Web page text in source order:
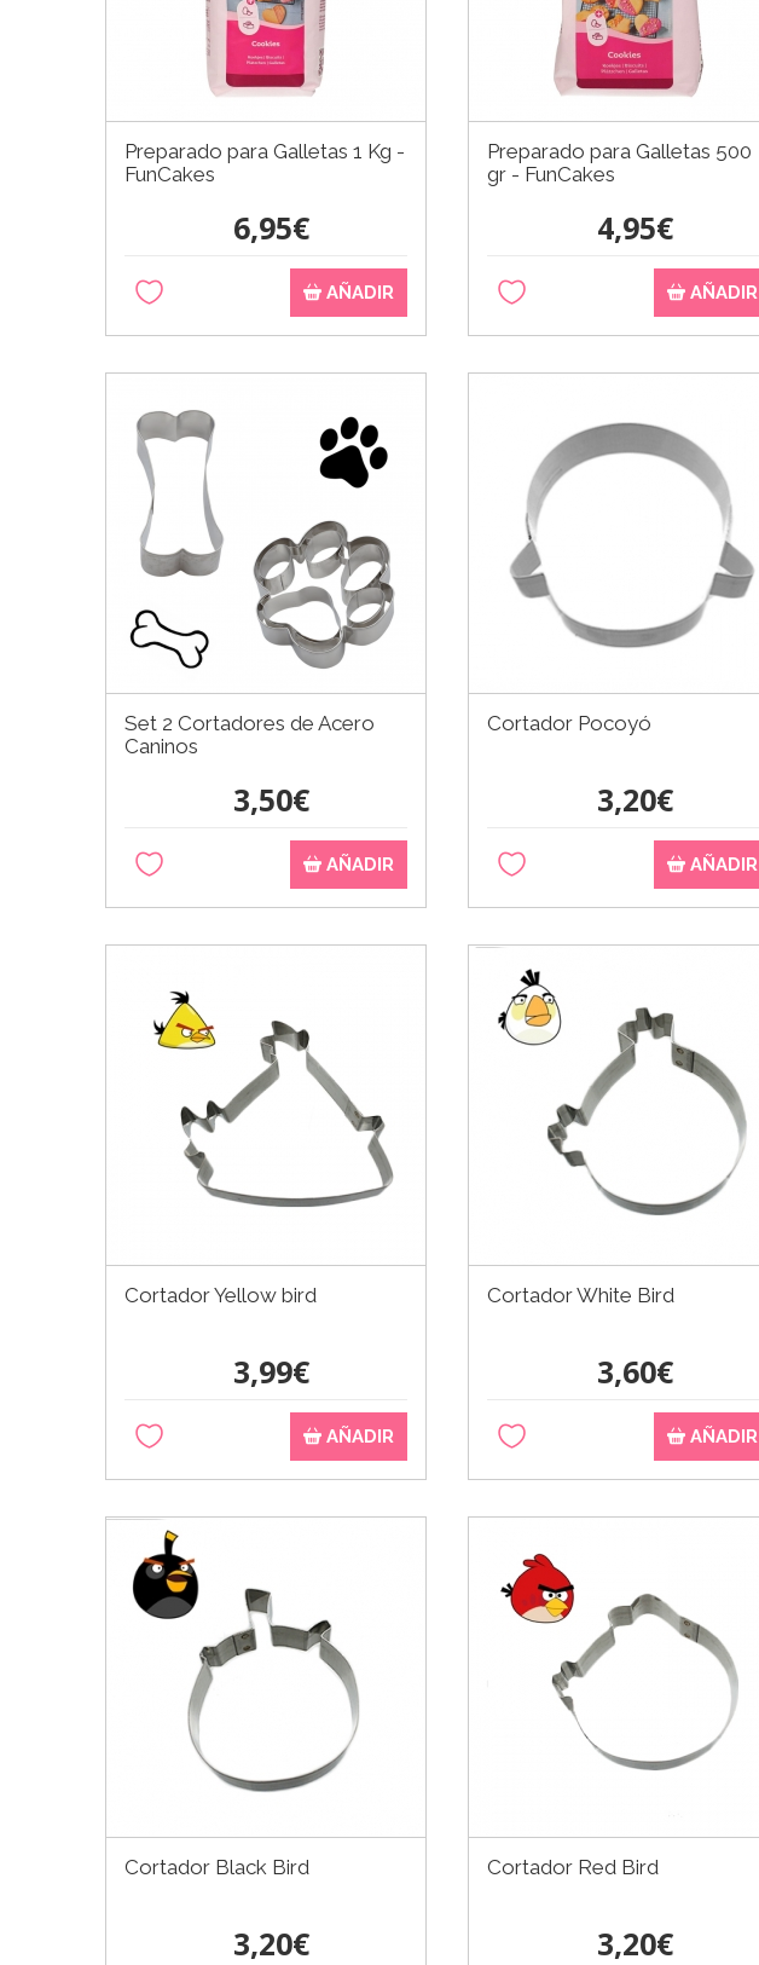
Preparado para Galletas 1 Kg -
FunCakes
6,95€
AÑADIR
Preparado para Galletas 500
gr - FunCakes
4,95€
AÑADIR
Set 2 Cortadores de Acero
Caninos
3,50€
AÑADIR
Cortador Pocoyó
3,20€
AÑADIR
Cortador Yellow bird
3,99€
AÑADIR
Cortador White Bird
3,60€
AÑADIR
Cortador Black Bird
3,20€
Cortador Red Bird
3,20€